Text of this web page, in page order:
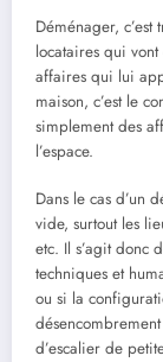
Déménager, c’est
locataires qui
affaires qui lui
maison, c’est le
simplement des
l’espace.
Dans le cas d’un
vide, surtout les
etc. Il s’agit donc
techniques et
ou si la
d’escalier de